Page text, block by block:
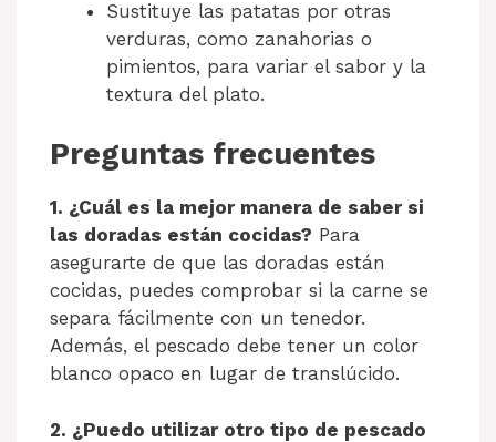
Sustituye las patatas por otras
verduras, como zanahorias o
pimientos, para variar el sabor y la
textura del plato.
Preguntas frecuentes
1. ¿Cuál es la mejor manera de saber si
las doradas están cocidas? Para
asegurarte de que las doradas están
cocidas, puedes comprobar si la carne se
separa fácilmente con un tenedor.
Además, el pescado debe tener un color
blanco opaco en lugar de translúcido.
2. ¿Puedo utilizar otro tipo de pescado